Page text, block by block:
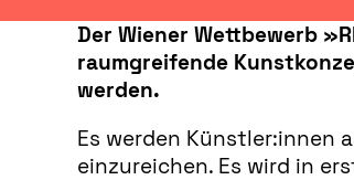
Der Wiener Wettbewerb
raumgreifende
werden.
Es werden Künstler:innen
einzureichen. Es wird in